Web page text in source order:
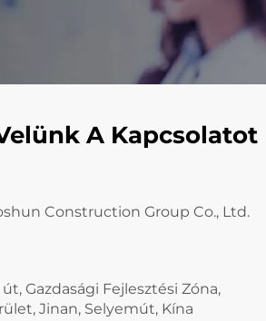
A Kapcsolatot
Construction Group Co., Ltd.
Gazdasági Fejlesztési Zóna,
Jinan, Selyemút, Kína